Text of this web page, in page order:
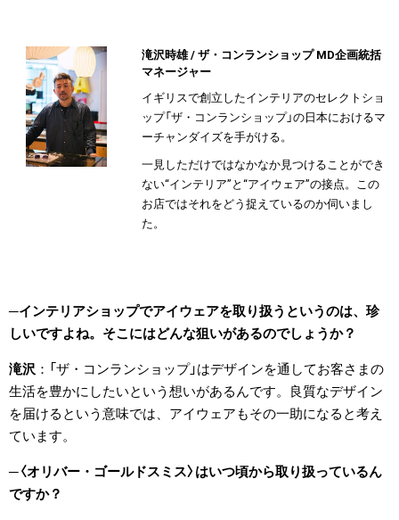
滝沢時雄 / ザ・コンランショップ MD企画統括
マネージャー
イギリスで創立したインテリアのセレクトショ
ップ「ザ・コンランショップ」の日本におけるマ
ーチャンダイズを手がける。
一見しただけではなかなか見つけることができ
ない“インテリア”と“アイウェア”の接点。この
お店ではそれをどう捉えているのか伺いまし
た。
インテリアショップでアイウェアを取り扱うというのは、珍
しいですよね。そこにはどんな狙いがあるのでしょうか？
滝沢
「ザ・コンランショップ」はデザインを通してお客さまの
生活を豊かにしたいという想いがあるんです。良質なデザイン
を届けるという意味では、アイウェアもその一助になると考え
ています。
〈オリバー・ゴールドスミス〉はいつ頃から取り扱っているん
ですか？